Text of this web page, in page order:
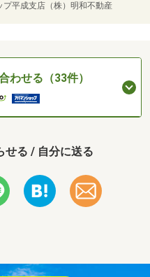
プ平成支店（株）明和不動産
わせる（33件）
せる / 自分に送る